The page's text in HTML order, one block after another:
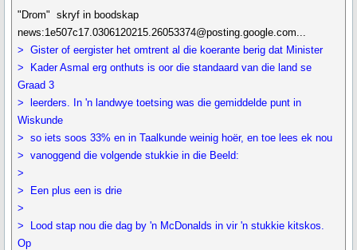
"Drom" skryf in boodskap
news:1e507c17.0306120215.26053374@posting.google.com...
> Gister of eergister het omtrent al die koerante berig dat Minister
> Kader Asmal erg onthuts is oor die standaard van die land se
Graad 3
> leerders. In 'n landwye toetsing was die gemiddelde punt in
Wiskunde
> so iets soos 33% en in Taalkunde weinig hoër, en toe lees ek nou
> vanoggend die volgende stukkie in die Beeld:
>
> Een plus een is drie
>
> Lood stap nou die dag by 'n McDonalds in vir 'n stukkie kitskos.
Op